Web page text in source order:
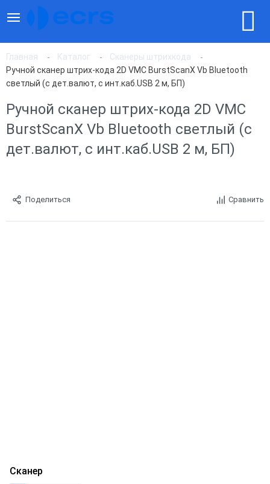
Главная Каталог
Сканеры штрихкода
Ручной сканер штрих-кода 2D VMC BurstScanX Vb Bluetooth
светлый (c дет.валют, с инт.каб.USB 2 м, БП)
Ручной сканер штрих-кода 2D VMC
BurstScanX Vb Bluetooth светлый (c
дет.валют, с инт.каб.USB 2 м, БП)
Поделиться Сравнить
Сканер